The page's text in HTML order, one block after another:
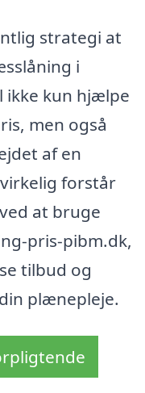
strategi at
i
ikke kun hjælpe
men også
af en
forstår
at bruge
pris-pibm.dk,
tilbud og
plænepleje.